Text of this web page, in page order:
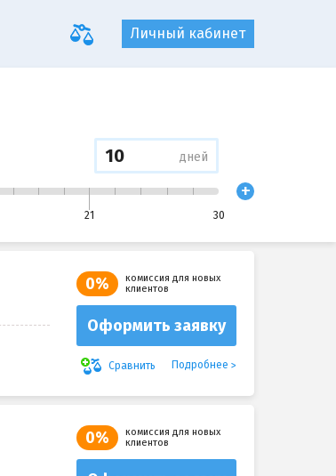
дней
21 30
+
0%
комиссия для новых
клиентов
Оформить заявку
Сравнить Подробнее
0%
комиссия для новых
клиентов
Личный кабинет